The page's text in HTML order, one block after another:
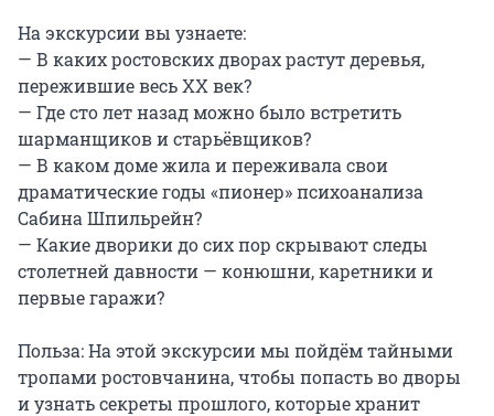
На экскурсии вы узнаете:
— В каких ростовских дворах растут деревья,
пережившие весь XX век?
— Где сто лет назад можно было встретить
шарманщиков и старьёвщиков?
— В каком доме жила и переживала свои
драматические годы «пионер» психоанализа
Сабина Шпильрейн?
— Какие дворики до сих пор скрывают следы
столетней давности — конюшни, каретники и
первые гаражи?
Польза: На этой экскурсии мы пойдём тайными
тропами ростовчанина, чтобы попасть во дворы
и узнать секреты прошлого, которые хранит